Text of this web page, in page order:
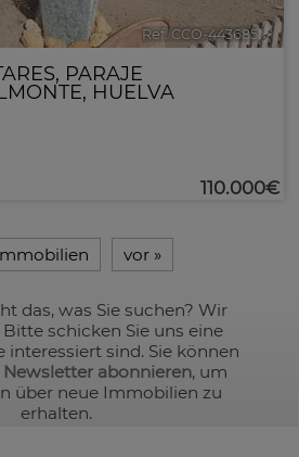
Ref. CCO-443685 🔗
, PARAJE
, HUELVA
110.000€
vor »
das, was Sie suchen? Wir
Bitte schicken Sie uns eine
interessiert sind. Sie können
Newsletter abonnieren, um
über neue Immobilien zu
erhalten.